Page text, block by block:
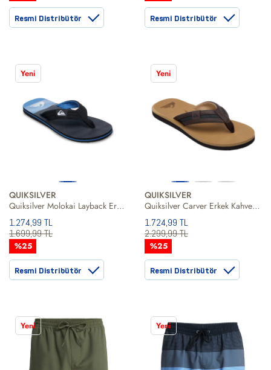
Resmi Distribütör Resmi Distribütör
Yeni
QUIKSILVER
Quiksilver Molokai Layback Erkek Terlik
1.274,99 TL
1.699,99 TL
%25
Resmi Distribütör
Yeni
QUIKSILVER
Quiksilver Carver Erkek Kahverengi Terlik
1.724,99 TL
2.299,99 TL
%25
Resmi Distribütör
Yeni Yeni